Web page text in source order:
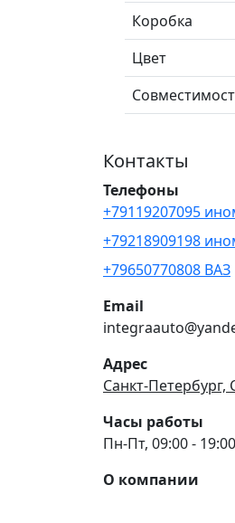
Коробка
Цвет
Контакты
Телефоны
+79119207095
+79218909198
+79650770808 ВАЗ
Email
Адрес
Санкт-Петербург,
Часы работы
Пн-Пт, 09:00 - 19:00
О компании